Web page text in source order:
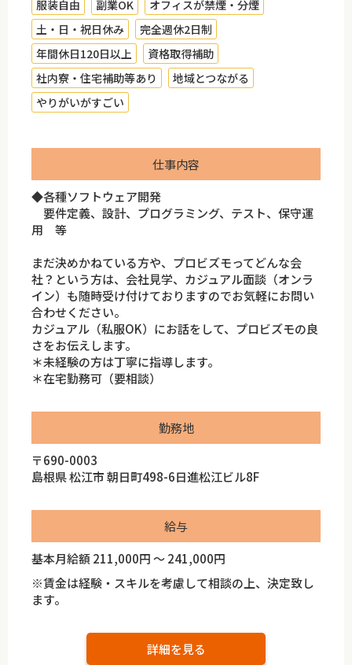
服装自由
副業OK
オフィスが禁煙・分煙
土・日・祝日休み
完全週休2日制
年間休日120日以上
資格取得補助
社内寮・住宅補助等あり
地域とつながる
やりがいがすごい
仕事内容
◆各種ソフトウェア開発
要件定義、設計、プログラミング、テスト、保守運
用 等
まだ決めかねている方や、プロビズモってどんな会
社？という方は、会社見学、カジュアル面談（オンラ
イン）も随時受け付けておりますのでお気軽にお問い
合わせください。
カジュアル（私服OK）にお話をして、プロビズモの良
さをお伝えします。
＊未経験の方は丁寧に指導します。
＊在宅勤務可（要相談）
勤務地
〒690-0003
島根県 松江市 朝日町498-6日進松江ビル8F
給与
基本月給額 211,000円 ～ 241,000円
※賃金は経験・スキルを考慮して相談の上、決定致し
ます。
詳細を見る